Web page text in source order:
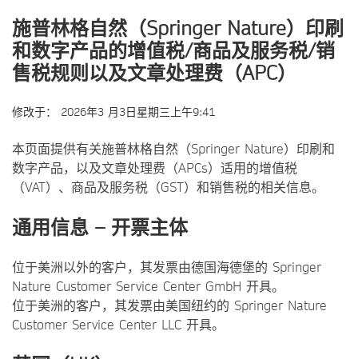
施普林格自然（Springer Nature）印刷
和数字产品的增值税/商品及服务税/销
售税规则以及文章处理费（APC）
修改于： 2026年3 月3日星期三上午9:41
本页面提供有关施普林格自然（Springer Nature）印刷和
数字产品，以及文章处理费（APCs）适用的增值税
（VAT）、商品及服务税（GST）和销售税的相关信息。
通用信息 – 开票主体
位于美洲以外的客户，其发票由德国海德堡的 Springer
Nature Customer Service Center GmbH 开具。
位于美洲的客户，其发票由美国纽约的 Springer Nature
Customer Service Center LLC 开具。